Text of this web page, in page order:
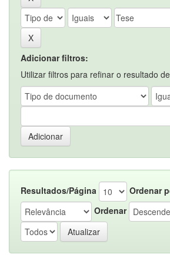
Adicionar filtros:
Utilizar filtros para refinar o resultado
Resultados/Página
Ordenar
Ordenar